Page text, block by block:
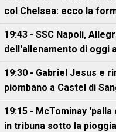
col Chelsea: ecco la
19:43 - SSC Napoli,
dell'allenamento di oggi
19:30 - Gabriel Jesus e
piombano a Castel di
19:15 - McTominay
in tribuna sotto la